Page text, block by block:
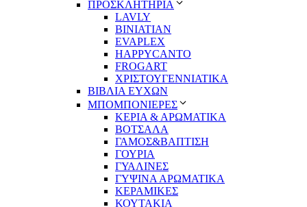
ΠΡΟΣΚΛΗΤΗΡΙΑ
LAVLY
BINIATIAN
EVAPLEX
HAPPYCANTO
FROGART
ΧΡΙΣΤΟΥΓΕΝΝΙΑΤΙΚΑ
ΒΙΒΛΙΑ ΕΥΧΩΝ
ΜΠΟΜΠΟΝΙΕΡΕΣ
ΚΕΡΙΑ & ΑΡΩΜΑΤΙΚΑ
ΒΟΤΣΑΛΑ
ΓΑΜΟΣ&ΒΑΠΤΙΣΗ
ΓΟΥΡΙΑ
ΓΥΑΛΙΝΕΣ
ΓΥΨΙΝΑ ΑΡΩΜΑΤΙΚΑ
ΚΕΡΑΜΙΚΕΣ
ΚΟΥΤΑΚΙΑ